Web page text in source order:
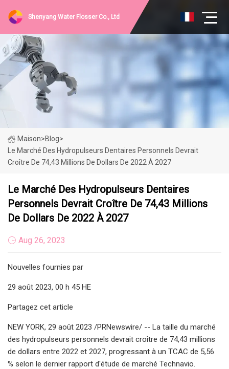
Shenyang Water Flosser Co., Ltd
Maison>Blog>
Le Marché Des Hydropulseurs Dentaires Personnels Devrait
Croître De 74,43 Millions De Dollars De 2022 À 2027
Le Marché Des Hydropulseurs Dentaires
Personnels Devrait Croître De 74,43 Millions
De Dollars De 2022 À 2027
Aug 26, 2023
Nouvelles fournies par
29 août 2023, 00 h 45 HE
Partagez cet article
NEW YORK, 29 août 2023 /PRNewswire/ -- La taille du marché
des hydropulseurs personnels devrait croître de 74,43 millions
de dollars entre 2022 et 2027, progressant à un TCAC de 5,56
% selon le dernier rapport d'étude de marché Technavio.